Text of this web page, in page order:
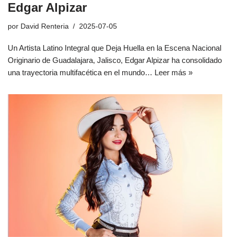
Edgar Alpizar
por David Renteria 2025-07-05
Un Artista Latino Integral que Deja Huella en la Escena Nacional
Originario de Guadalajara, Jalisco, Edgar Alpizar ha consolidado
una trayectoria multifacética en el mundo… Leer más »